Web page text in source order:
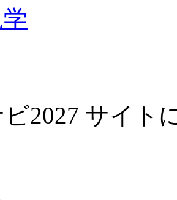
ビ2027 サイト